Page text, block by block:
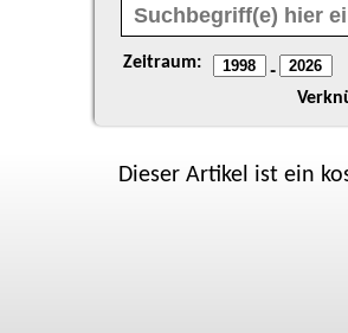
Zeitraum: -
Dieser Artikel ist ein